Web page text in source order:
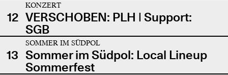
12
KONZERT
VERSCHOBEN: PLH | Support:
SGB
13
SOMMER IM SÜDPOL
Sommer im Südpol: Local Lineup
Sommerfest